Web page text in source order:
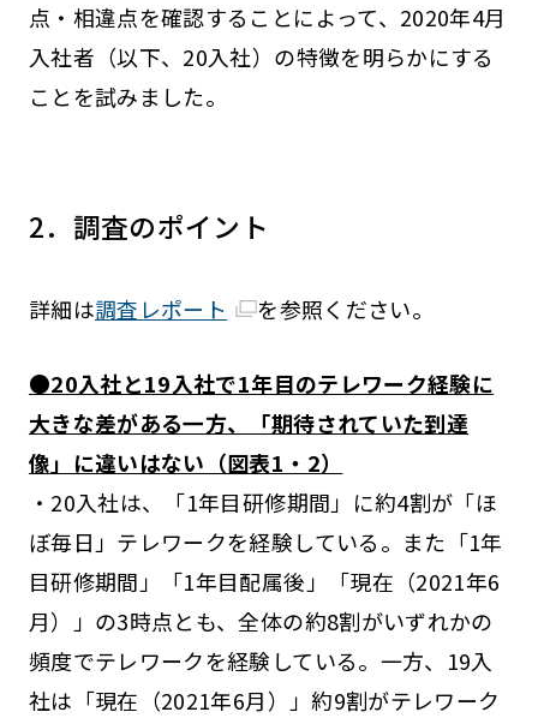
点・相違点を確認することによって、2020年4月
入社者（以下、20入社）の特徴を明らかにする
ことを試みました。
2．調査のポイント
詳細は調査レポート を参照ください。
●20入社と19入社で1年目のテレワーク経験に
大きな差がある一方、「期待されていた到達
像」に違いはない（図表1・2）
・20入社は、「1年目研修期間」に約4割が「ほ
ぼ毎日」テレワークを経験している。また「1年
目研修期間」「1年目配属後」「現在（2021年6
月）」の3時点とも、全体の約8割がいずれかの
頻度でテレワークを経験している。一方、19入
社は「現在（2021年6月）」約9割がテレワーク